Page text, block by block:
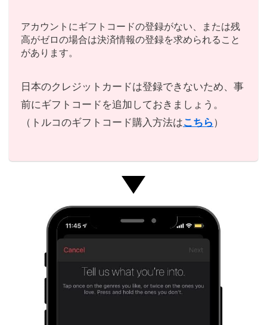
アカウントにギフトコードの登録がない、または残
高がゼロの場合は決済情報の登録を求められること
があります。
日本のクレジットカードは登録できないため、事
前にギフトコードを追加しておきましょう。
（トルコのギフトコード購入方法はこちら ）